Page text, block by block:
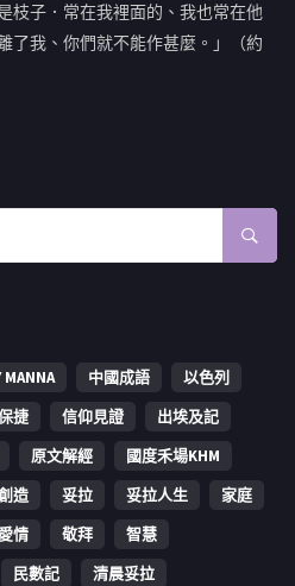
枝子．常在我裡面的、我也常在他
了我、你們就不能作甚麼。」（約
MANNA 中國成語
以色列
捷 信仰見證
出埃及記
原文解經
國度禾場KHM
造 妥拉 妥拉人生
家庭
情 敬拜
智慧
民數記 清晨妥拉